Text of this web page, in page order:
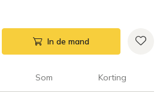
In de mand
Som Korting